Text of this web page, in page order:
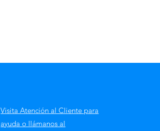
Visita Atención al Cliente para
ayuda o llámanos al